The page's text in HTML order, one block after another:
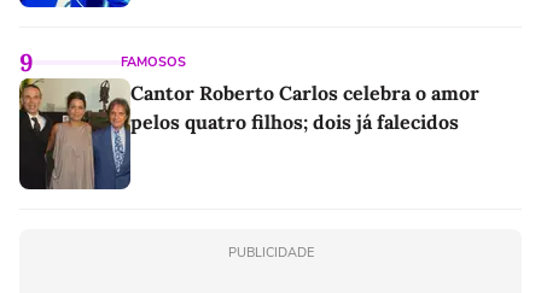
9 FAMOSOS
Cantor Roberto Carlos celebra o amor
pelos quatro filhos; dois já falecidos
PUBLICIDADE